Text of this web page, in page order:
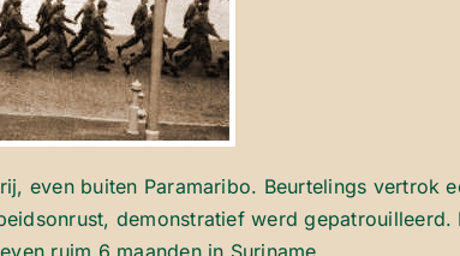
even buiten Paramaribo. Beurtelings vertrok
demonstratief werd
ruim 6 maanden in Suriname.